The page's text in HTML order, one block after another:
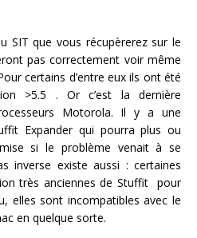
SIT que vous récupèrerez sur le
pas correctement voir même
certains d’entre eux ils ont été
>5.5 . Or c’est la dernière
Motorola. Il y a une
Expander qui pourra plus ou
si le problème venait à se
inverse existe aussi : certaines
très anciennes de Stuffit pour
elles sont incompatibles avec le
en quelque sorte.